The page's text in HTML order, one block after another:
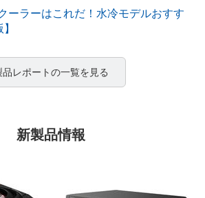
ーラーはこれだ！水冷モデルおすす
品レポートの一覧を見る
新製品情報